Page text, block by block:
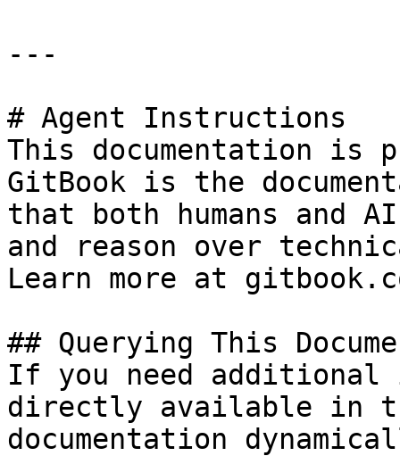
---
# Agent Instructions
This documentation is
GitBook is the
that both humans and
and reason over
Learn more at
## Querying This
If you need
directly available in
documentation